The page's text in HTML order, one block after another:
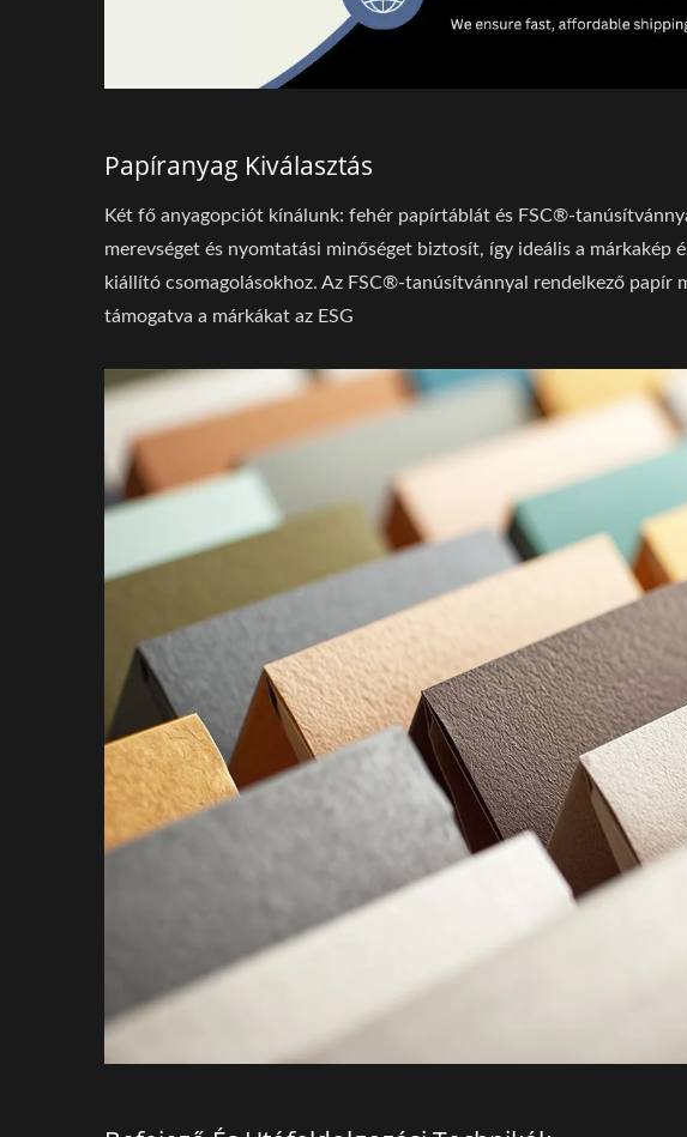
Papíranyag Kiválasztás
Két fő anyagopciót kínálunk: fehér papírtáblát és FSC®-
merevséget és nyomtatási minőséget biztosít, így ideális a márkakép
kiállító csomagolásokhoz. Az FSC®-tanúsítvánnyal rendelkező papír
támogatva a márkákat az ESG